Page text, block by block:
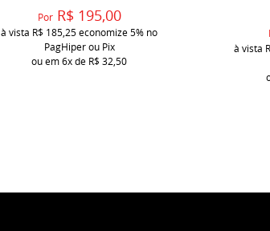
Por R$ 195,00
à vista R$ 185,25economize5% no
PagHiper ou Pix
ou em6xde R$ 32,50
à vista